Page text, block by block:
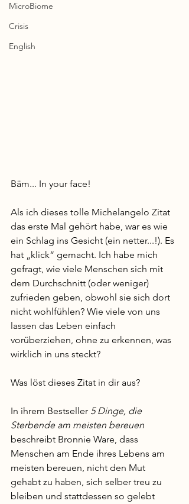
MicroBiome
Crisis
English
Bäm... In your face!
Als ich dieses tolle Michelangelo Zitat
das erste Mal gehört habe, war es wie
ein Schlag ins Gesicht (ein netter...!). Es
hat „klick“ gemacht. Ich habe mich
gefragt, wie viele Menschen sich mit
dem Durchschnitt (oder weniger)
zufrieden geben, obwohl sie sich dort
nicht wohlfühlen? Wie viele von uns
lassen das Leben einfach
vorüberziehen, ohne zu erkennen, was
wirklich in uns steckt?
Was löst dieses Zitat in dir aus?
In ihrem Bestseller 5 Dinge, die
Sterbende am meisten bereuen
beschreibt Bronnie Ware, dass
Menschen am Ende ihres Lebens am
meisten bereuen, nicht den Mut
gehabt zu haben, sich selber treu zu
bleiben und stattdessen so gelebt